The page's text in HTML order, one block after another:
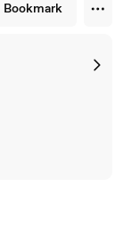
Bookmark